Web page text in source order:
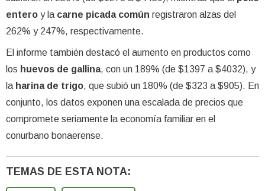
entero y la carne picada común registraron alzas del
262% y 247%, respectivamente.
El informe también destacó el aumento en productos como
los huevos de gallina, con un 189% (de $1397 a $4032), y
la harina de trigo, que subió un 180% (de $323 a $905). En
conjunto, los datos exponen una escalada de precios que
compromete seriamente la economía familiar en el
conurbano bonaerense.
TEMAS DE ESTA NOTA: